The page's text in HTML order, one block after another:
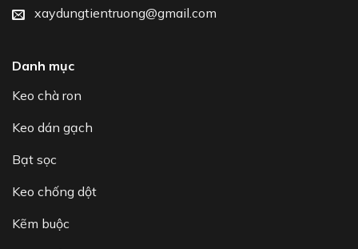
xaydungtientruong@gmail.com
Danh mục
Keo chà ron
Keo dán gạch
Bạt sọc
Keo chống dột
Kẽm buộc